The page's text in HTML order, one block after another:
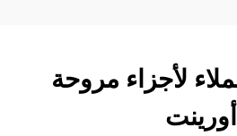
لأجزاء مروحة
أورينت